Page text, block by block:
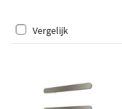
Vergelijk